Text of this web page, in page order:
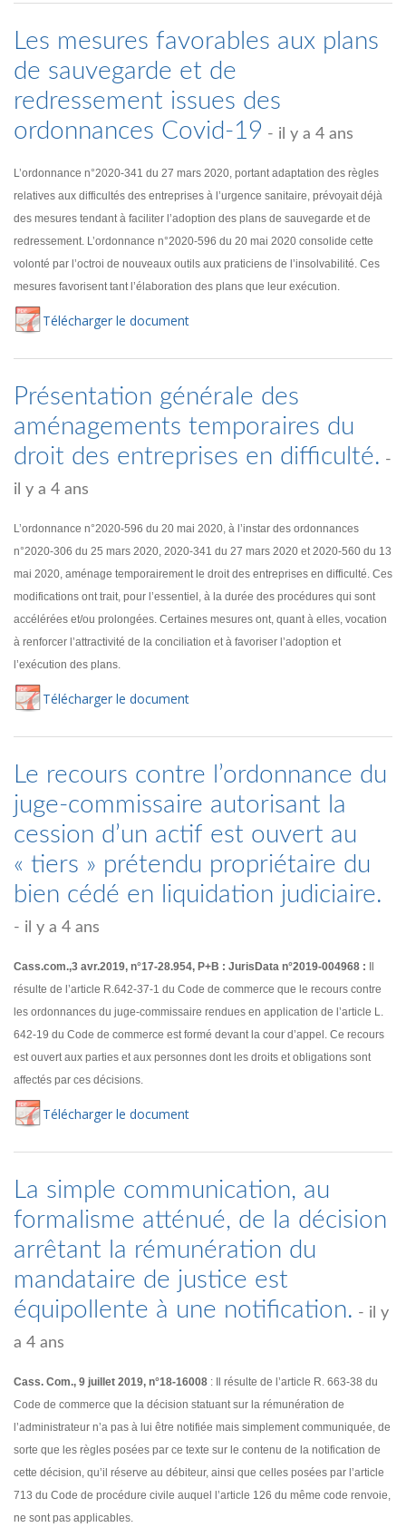
Les mesures favorables aux plans
de sauvegarde et de
redressement issues des
ordonnances Covid-19 - il y a 4 ans
L’ordonnance n°2020-341 du 27 mars 2020, portant adaptation des règles
relatives aux difficultés des entreprises à l’urgence sanitaire, prévoyait déjà
des mesures tendant à faciliter l’adoption des plans de sauvegarde et de
redressement. L’ordonnance n°2020-596 du 20 mai 2020 consolide cette
volonté par l’octroi de nouveaux outils aux praticiens de l’insolvabilité. Ces
mesures favorisent tant l’élaboration des plans que leur exécution.
Télécharger le document
Présentation générale des
aménagements temporaires du
droit des entreprises en difficulté. -
il y a 4 ans
L’ordonnance n°2020-596 du 20 mai 2020, à l’instar des ordonnances
n°2020-306 du 25 mars 2020, 2020-341 du 27 mars 2020 et 2020-560 du 13
mai 2020, aménage temporairement le droit des entreprises en difficulté. Ces
modifications ont trait, pour l’essentiel, à la durée des procédures qui sont
accélérées et/ou prolongées. Certaines mesures ont, quant à elles, vocation
à renforcer l’attractivité de la conciliation et à favoriser l’adoption et
l’exécution des plans.
Télécharger le document
Le recours contre l’ordonnance du
juge-commissaire autorisant la
cession d’un actif est ouvert au
« tiers » prétendu propriétaire du
bien cédé en liquidation judiciaire.
- il y a 4 ans
Cass.com.,3 avr.2019, n°17-28.954, P+B : JurisData n°2019-004968 :
résulte de l’article R.642-37-1 du Code de commerce que le recours contre
les ordonnances du juge-commissaire rendues en application de l’article L.
642-19 du Code de commerce est formé devant la cour d’appel. Ce recours
est ouvert aux parties et aux personnes dont les droits et obligations sont
affectés par ces décisions.
Télécharger le document
La simple communication, au
formalisme atténué, de la décision
arrêtant la rémunération du
mandataire de justice est
équipollente à une notification. - il y
a 4 ans
Cass. Com., 9 juillet 2019, n°18-16008 : Il résulte de l’article R. 663-38 du
Code de commerce que la décision statuant sur la rémunération de
l’administrateur n’a pas à lui être notifiée mais simplement communiquée, de
sorte que les règles posées par ce texte sur le contenu de la notification de
cette décision, qu’il réserve au débiteur, ainsi que celles posées par l’article
713 du Code de procédure civile auquel l’article 126 du même code renvoie,
ne sont pas applicables.